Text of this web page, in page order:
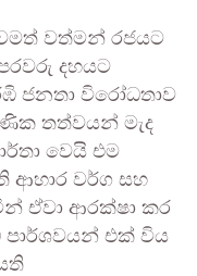
වත්මන් රජයට
දහයට
ජනතා විරෝධතාව
තත්වයන් මැද
වෙයි එම
ආහාර වර්ග සහ
ඒවා ආරක්ෂා කර
පාර්ශවයන් එක් විය